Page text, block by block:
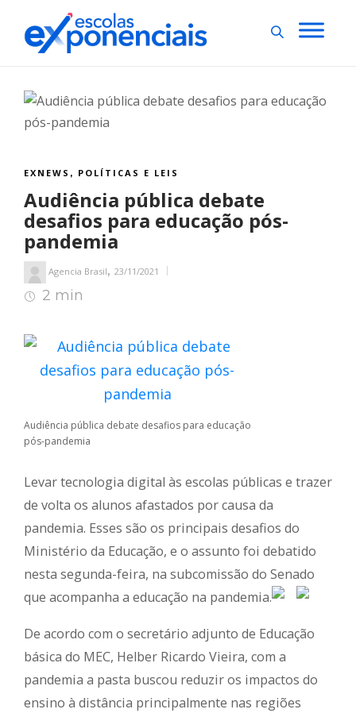
EXNEWS , POLÍTICAS E LEIS
Audiência pública debate
desafios para educação pós-
pandemia
Agencia Brasil, 23/11/2021
2 min
Audiência pública debate desafios para educação
pós-pandemia
Levar tecnologia digital às escolas públicas e trazer
de volta os alunos afastados por causa da
pandemia. Esses são os principais desafios do
Ministério da Educação, e o assunto foi debatido
nesta segunda-feira, na subcomissão do Senado
que acompanha a educação na pandemia.
De acordo com o secretário adjunto de Educação
básica do MEC, Helber Ricardo Vieira, com a
pandemia a pasta buscou reduzir os impactos do
ensino à distância principalmente nas regiões